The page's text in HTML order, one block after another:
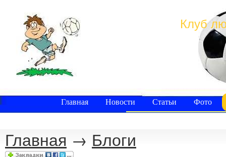
Клуб
Главная Новости Статьи Фото
Главная → Блоги